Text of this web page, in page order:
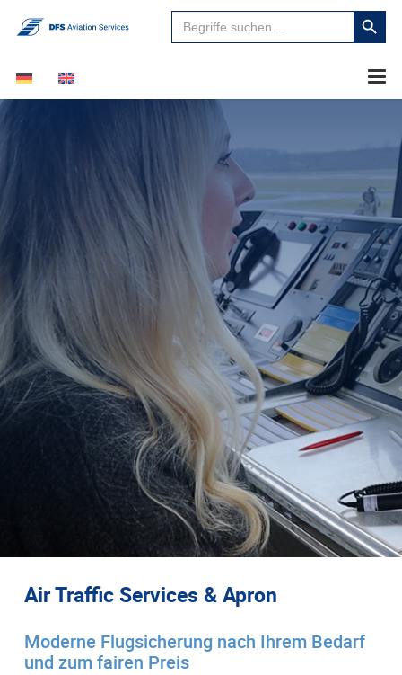
Suchen
für:
Search
Button
Air Traffic Services & Apron
Moderne Flugsicherung nach Ihrem Bedarf
und zum fairen Preis